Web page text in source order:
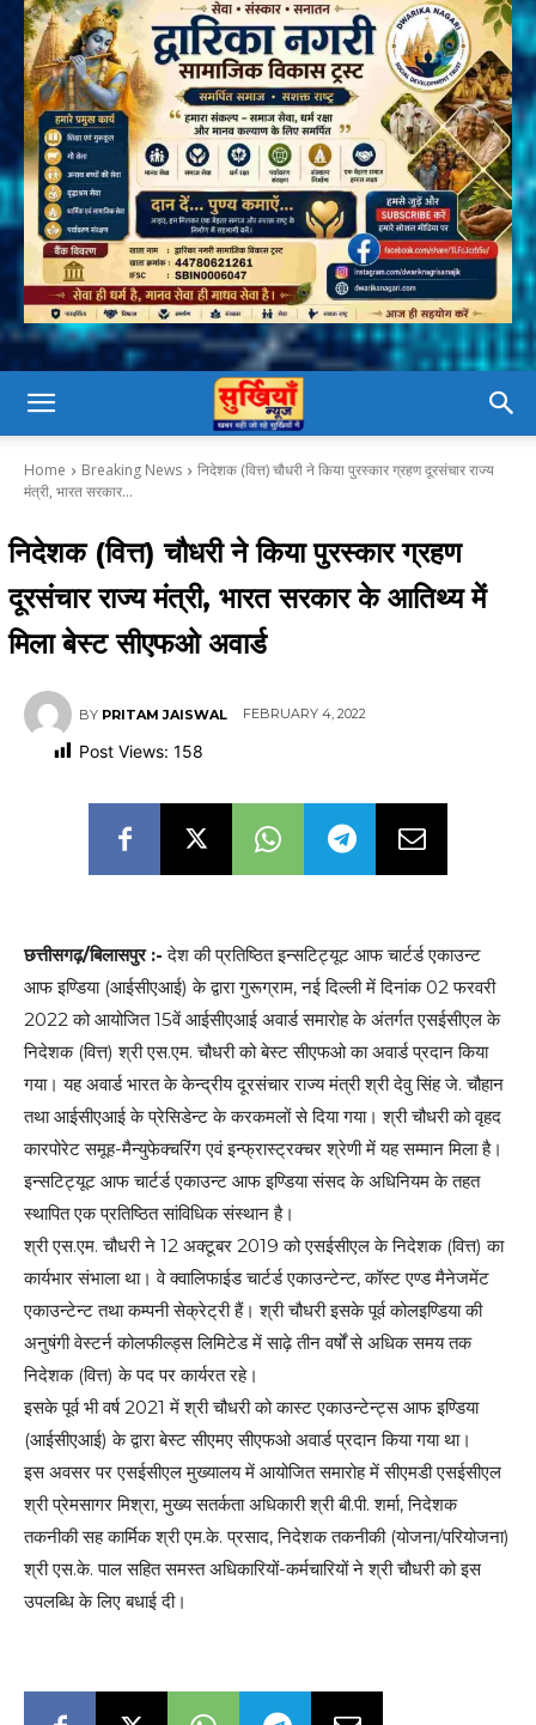
Home Breaking News
निदेशक (वित्त) चौधरी ने किया पुरस्कार ग्रहण दूरसंचार राज्य
मंत्री, भारत सरकार...
निदेशक (वित्त) चौधरी ने किया पुरस्कार ग्रहण
दूरसंचार राज्य मंत्री, भारत सरकार के आतिथ्य में
मिला बेस्ट सीएफओ अवार्ड
BY PRITAM JAISWAL FEBRUARY 4, 2022
Post Views: 158
छत्तीसगढ़/बिलासपुर :-देश की प्रतिष्ठित इन्सटिट्यूट आफ चार्टर्ड एकाउन्ट
आफ इण्डिया (आईसीएआई) के द्वारा गुरूग्राम, नई दिल्ली में दिनांक 02 फरवरी
2022 को आयोजित 15वें आईसीएआई अवार्ड समारोह के अंतर्गत एसईसीएल के
निदेशक (वित्त) श्री एस.एम. चौधरी को बेस्ट सीएफओ का अवार्ड प्रदान किया
गया। यह अवार्ड भारत के केन्द्रीय दूरसंचार राज्य मंत्री श्री देवु सिंह जे. चौहान
तथा आईसीएआई के प्रेसिडेन्ट के करकमलों से दिया गया। श्री चौधरी को वृहद
कारपोरेट समूह-मैन्युफेक्चरिंग एवं इन्फ्रास्ट्रक्चर श्रेणी में यह सम्मान मिला है।
इन्सटिट्यूट आफ चार्टर्ड एकाउन्ट आफ इण्डिया संसद के अधिनियम के तहत
स्थापित एक प्रतिष्ठित सांविधिक संस्थान है।
श्री एस.एम. चौधरी ने 12 अक्टूबर 2019 को एसईसीएल के निदेशक (वित्त) का
कार्यभार संभाला था। वे क्वालिफाईड चार्टर्ड एकाउन्टेन्ट, कॉस्ट एण्ड मैनेजमेंट
एकाउन्टेन्ट तथा कम्पनी सेक्रेट्री हैं। श्री चौधरी इसके पूर्व कोलइण्डिया की
अनुषंगी वेस्टर्न कोलफील्ड्स लिमिटेड में साढ़े तीन वर्षों से अधिक समय तक
निदेशक (वित्त) के पद पर कार्यरत रहे।
इसके पूर्व भी वर्ष 2021 में श्री चौधरी को कास्ट एकाउन्टेन्ट्स आफ इण्डिया
(आईसीएआई) के द्वारा बेस्ट सीएमए सीएफओ अवार्ड प्रदान किया गया था।
इस अवसर पर एसईसीएल मुख्यालय में आयोजित समारोह में सीएमडी एसईसीएल
श्री प्रेमसागर मिश्रा, मुख्य सतर्कता अधिकारी श्री बी.पी. शर्मा, निदेशक
तकनीकी सह कार्मिक श्री एम.के. प्रसाद, निदेशक तकनीकी (योजना/परियोजना)
श्री एस.के. पाल सहित समस्त अधिकारियों-कर्मचारियों ने श्री चौधरी को इस
उपलब्धि के लिए बधाई दी।